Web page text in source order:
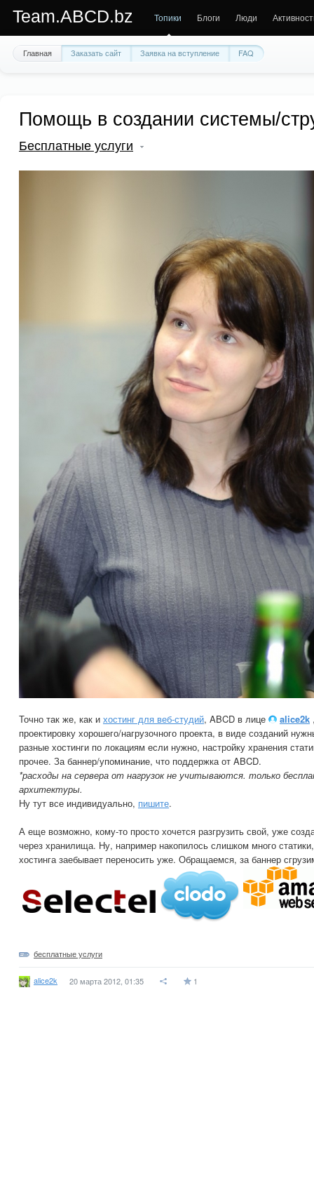
Team.ABCD.bz Топики Блоги Люди
Главная Заказать сайт Заявка на вступление FAQ
Помощь в создании системы/
Бесплатные услуги
Точно так же, как и хостинг для веб-студий, ABCD в лице alice2k
проектировку хорошего/нагрузочного проекта, в виде созданий
разные хостинги по локациям если нужно, настройку хранения
прочее. За баннер/упоминание, что поддержка от ABCD.
*расходы на сервера от нагрузок не учитываются. только
архитектуры.
Ну тут все индивидуально, пишите.
А еще возможно, кому-то просто хочется разгрузить свой, уже
через хранилища. Ну, например накопилось слишком много
хостинга заебывает переносить уже. Обращаемся, за баннер
бесплатные услуги
alice2k 20 марта 2012, 01:35 1